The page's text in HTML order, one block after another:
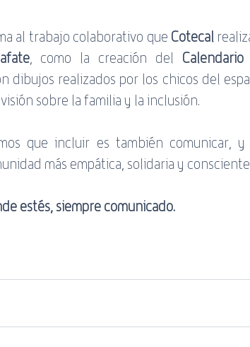
al trabajo colaborativo que Cotecal
, como la creación del
dibujos realizados por los chicos del
sobre la familia y la inclusión.
que incluir es también comunicar,
más empática, solidaria y
estés, siempre comunicado.